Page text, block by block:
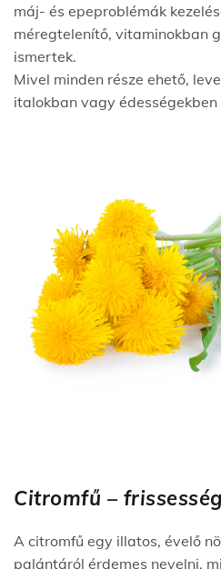
máj- és epeproblémák
méregtelenítő, vitaminokban
ismertek.
Mivel minden része ehető,
italokban vagy
Citromfű –
A citromfű egy illatos, évelő
palántáról érdemes nevelni,